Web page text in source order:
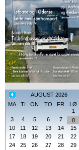
AUGUST 2026
MA
TI ON TO FR LØ
-
- - - - 1
3
4 5 6 7 8
10
11 12 13 14 15
17
18 19 20 21 22
24
25 26 27 28 29